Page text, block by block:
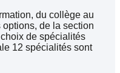
du collège au
options, de la section
de spécialités
12 spécialités sont